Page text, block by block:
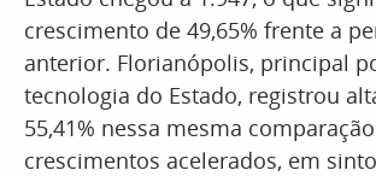
crescimento de 49,65% frente a
anterior. Florianópolis, principal
tecnologia do Estado, registrou
55,41% nessa mesma
crescimentos acelerados, em